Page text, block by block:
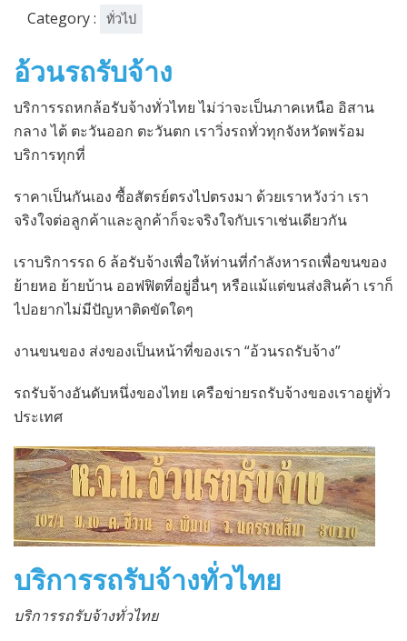
Category : ทั่วไป
อ้วนรถรับจ้าง
บริการรถหกล้อรับจ้างทั่วไทย ไม่ว่าจะเป็นภาคเหนือ อิสาน
กลาง ไต้ ตะวันออก ตะวันตก เราวิ่งรถทั่วทุกจังหวัดพร้อม
บริการทุกที่
ราคาเป็นกันเอง ซื้อสัตรย์ตรงไปตรงมา ด้วยเราหวังว่า เรา
จริงใจต่อลูกค้าและลูกค้าก็จะจริงใจกับเราเช่นเดียวกัน
เราบริการรถ 6 ล้อรับจ้างเพื่อให้ท่านที่กำลังหารถเพื่อขนของ
ย้ายหอ ย้ายบ้าน ออฟฟิตที่อยู่อื่นๆ หรือแม้แต่ขนส่งสินค้า เราก็
ไปอยากไม่มีปัญหาติดขัดใดๆ
งานขนของ ส่งของเป็นหน้าที่ของเรา “อ้วนรถรับจ้าง”
รถรับจ้างอันดับหนึ่งของไทย เครือข่ายรถรับจ้างของเราอยู่ทั่ว
ประเทศ
บริการรถรับจ้างทั่วไทย
บริการรถรับจ้างทั่วไทย